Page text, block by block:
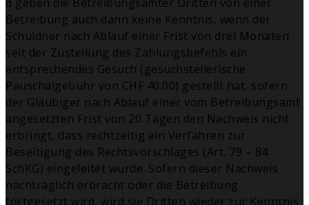
d geben die Betreibungsämter Dritten von einer
Betreibung auch dann keine Kenntnis, wenn der
Schuldner nach Ablauf einer Frist von drei Monaten
seit der Zustellung des Zahlungsbefehls ein
entsprechendes Gesuch (gesuchstellerische
Pauschalgebühr von CHF 40.00) gestellt hat, sofern
der Gläubiger nach Ablauf einer vom Betreibungsamt
angesetzten Frist von 20 Tagen den Nachweis nicht
erbringt, dass rechtzeitig ein Verfahren zur
Beseitigung des Rechtsvorschlages (Art. 79 – 84
SchKG) eingeleitet wurde. Sofern dieser Nachweis
nachträglich erbracht oder die Betreibung
fortgesetzt wird, wird sie Dritten wieder zur Kenntnis